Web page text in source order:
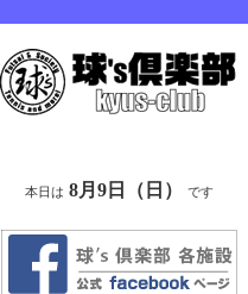
本日は 8月9日（日） です